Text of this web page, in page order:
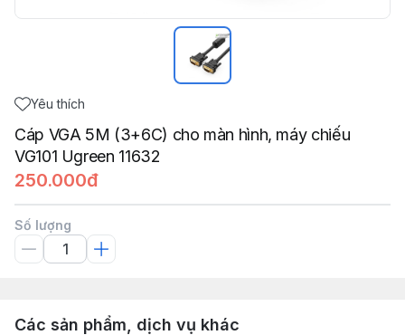
Yêu thích
Cáp VGA 5M (3+6C) cho màn hình, máy chiếu
VG101 Ugreen 11632
250.000đ
Số lượng
Các sản phẩm, dịch vụ khác